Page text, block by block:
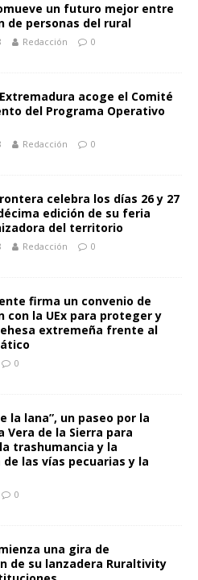
un futuro mejor entre
de personas del rural
Redacción 0
acoge el Comité
del Programa Operativo
Redacción 0
celebra los días 26 y 27
edición de su feria
del territorio
Redacción 0
firma un convenio de
con la UEx para proteger y
extremeña frente al
0
la lana”, un paseo por la
Vera de la Sierra para
trashumancia y la
las vías pecuarias y la
0
una gira de
de su lanzadera Ruraltivity